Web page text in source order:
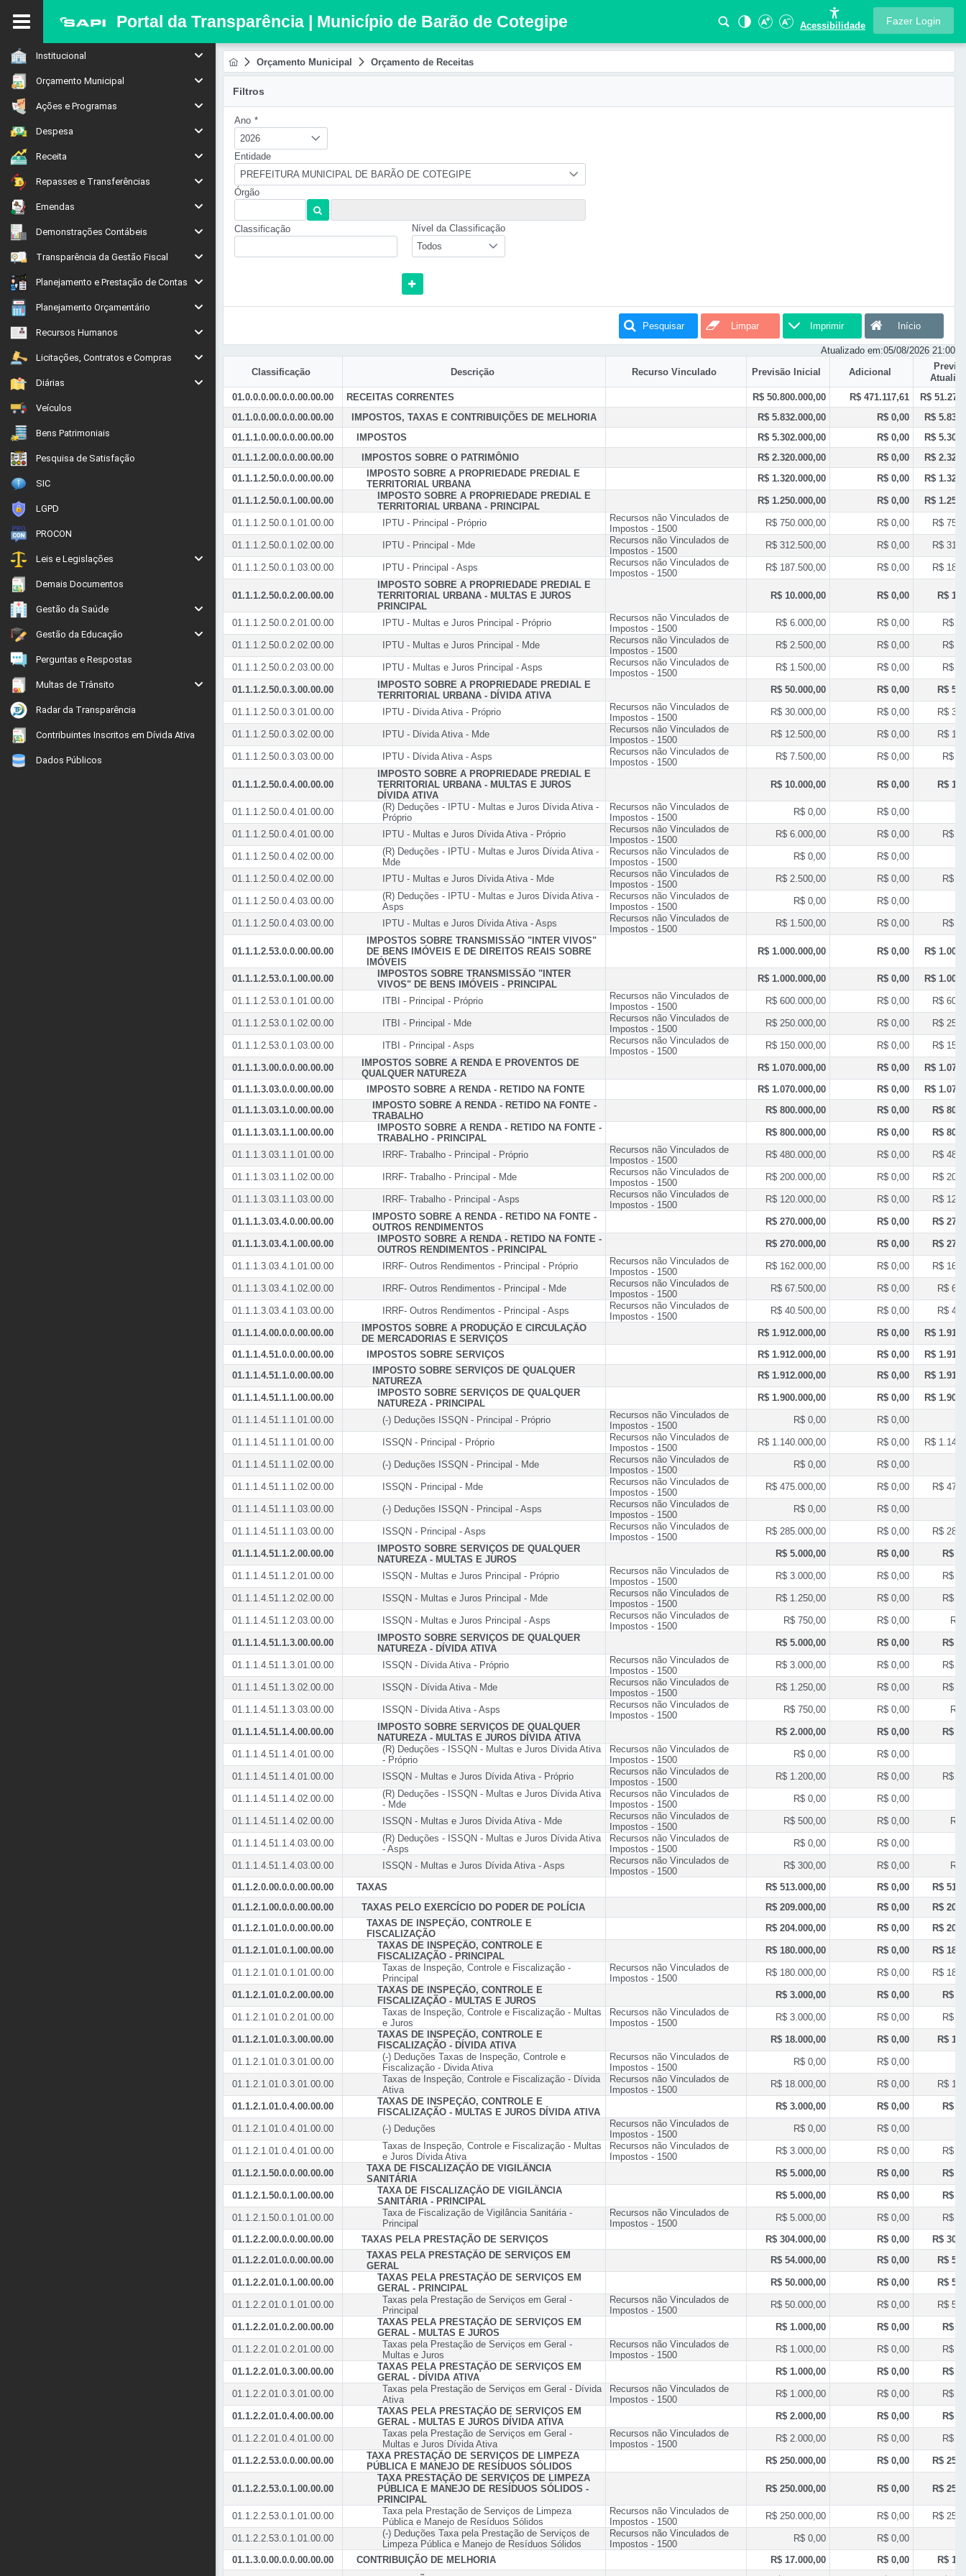
Portal da Transparência | Município de Barão de Cotegipe Acessibilidade Fazer Login
Institucional
Orçamento Municipal
Ações e Programas
Despesa
Receita
Repasses e Transferências
Emendas
Demonstrações Contábeis
Transparência da Gestão Fiscal
Planejamento e Prestação de Contas
Planejamento Orçamentário
Recursos Humanos
Licitações, Contratos e Compras
Diárias
Veículos
Bens Patrimoniais
Pesquisa de Satisfação
SIC
LGPD
PROCON
Leis e Legislações
Demais Documentos
Gestão da Saúde
Gestão da Educação
Perguntas e Respostas
Multas de Trânsito
Radar da Transparência
Contribuintes Inscritos em Dívida Ativa
Dados Públicos
Orçamento Municipal Orçamento de Receitas
Filtros
Ano *
2026
Entidade
PREFEITURA MUNICIPAL DE BARÃO DE COTEGIPE
Órgão
Classificação
Nível da Classificação
Todos
Pesquisar Limpar Imprimir Início
Atualizado em:05/08/2026 21:00
Classificação Descrição Recurso Vinculado Previsão Inicial Adicional
01.0.0.0.00.0.0.00.00.00
RECEITAS CORRENTES R$ 50.800.000,00 R$ 471.117,61
R$
01.1.0.0.00.0.0.00.00.00
IMPOSTOS, TAXAS E CONTRIBUIÇÕES DE MELHORIA R$ 5.832.000,00 R$ 0,00
R$
01.1.1.0.00.0.0.00.00.00
IMPOSTOS R$ 5.302.000,00 R$ 0,00
R$
01.1.1.2.00.0.0.00.00.00
IMPOSTOS SOBRE O PATRIMÔNIO R$ 2.320.000,00 R$ 0,00
R$
01.1.1.2.50.0.0.00.00.00
IMPOSTO SOBRE A PROPRIEDADE PREDIAL E
TERRITORIAL URBANA
R$ 1.320.000,00 R$ 0,00 R$
01.1.1.2.50.0.1.00.00.00
IMPOSTO SOBRE A PROPRIEDADE PREDIAL E
TERRITORIAL URBANA - PRINCIPAL
R$ 1.250.000,00 R$ 0,00 R$
01.1.1.2.50.0.1.01.00.00 IPTU - Principal - Próprio
Recursos não Vinculados de
Impostos - 1500
R$ 750.000,00 R$ 0,00 R$
01.1.1.2.50.0.1.02.00.00 IPTU - Principal - Mde
Recursos não Vinculados de
Impostos - 1500
R$ 312.500,00 R$ 0,00 R$
01.1.1.2.50.0.1.03.00.00 IPTU - Principal - Asps
Recursos não Vinculados de
Impostos - 1500
R$ 187.500,00 R$ 0,00 R$
01.1.1.2.50.0.2.00.00.00
IMPOSTO SOBRE A PROPRIEDADE PREDIAL E
TERRITORIAL URBANA - MULTAS E JUROS
PRINCIPAL
R$ 10.000,00 R$ 0,00 R$
01.1.1.2.50.0.2.01.00.00 IPTU - Multas e Juros Principal - Próprio
Recursos não Vinculados de
Impostos - 1500
R$ 6.000,00 R$ 0,00 R$
01.1.1.2.50.0.2.02.00.00 IPTU - Multas e Juros Principal - Mde
Recursos não Vinculados de
Impostos - 1500
R$ 2.500,00 R$ 0,00 R$
01.1.1.2.50.0.2.03.00.00 IPTU - Multas e Juros Principal - Asps
Recursos não Vinculados de
Impostos - 1500
R$ 1.500,00 R$ 0,00 R$
01.1.1.2.50.0.3.00.00.00
IMPOSTO SOBRE A PROPRIEDADE PREDIAL E
TERRITORIAL URBANA - DÍVIDA ATIVA
R$ 50.000,00 R$ 0,00 R$
01.1.1.2.50.0.3.01.00.00 IPTU - Dívida Ativa - Próprio
Recursos não Vinculados de
Impostos - 1500
R$ 30.000,00 R$ 0,00 R$
01.1.1.2.50.0.3.02.00.00 IPTU - Dívida Ativa - Mde
Recursos não Vinculados de
Impostos - 1500
R$ 12.500,00 R$ 0,00 R$
01.1.1.2.50.0.3.03.00.00 IPTU - Dívida Ativa - Asps
Recursos não Vinculados de
Impostos - 1500
R$ 7.500,00 R$ 0,00 R$
01.1.1.2.50.0.4.00.00.00
IMPOSTO SOBRE A PROPRIEDADE PREDIAL E
TERRITORIAL URBANA - MULTAS E JUROS
DÍVIDA ATIVA
R$ 10.000,00 R$ 0,00 R$
01.1.1.2.50.0.4.01.00.00
(R) Deduções - IPTU - Multas e Juros Dívida Ativa -
Próprio
Recursos não Vinculados de
Impostos - 1500
R$ 0,00 R$ 0,00
01.1.1.2.50.0.4.01.00.00 IPTU - Multas e Juros Dívida Ativa - Próprio
Recursos não Vinculados de
Impostos - 1500
R$ 6.000,00 R$ 0,00 R$
01.1.1.2.50.0.4.02.00.00
(R) Deduções - IPTU - Multas e Juros Dívida Ativa -
Mde
Recursos não Vinculados de
Impostos - 1500
R$ 0,00 R$ 0,00
01.1.1.2.50.0.4.02.00.00 IPTU - Multas e Juros Dívida Ativa - Mde
Recursos não Vinculados de
Impostos - 1500
R$ 2.500,00 R$ 0,00 R$
01.1.1.2.50.0.4.03.00.00
(R) Deduções - IPTU - Multas e Juros Dívida Ativa -
Asps
Recursos não Vinculados de
Impostos - 1500
R$ 0,00 R$ 0,00
01.1.1.2.50.0.4.03.00.00 IPTU - Multas e Juros Dívida Ativa - Asps
Recursos não Vinculados de
Impostos - 1500
R$ 1.500,00 R$ 0,00 R$
01.1.1.2.53.0.0.00.00.00
IMPOSTOS SOBRE TRANSMISSÃO "INTER VIVOS"
DE BENS IMÓVEIS E DE DIREITOS REAIS SOBRE
IMÓVEIS
R$ 1.000.000,00 R$ 0,00 R$
01.1.1.2.53.0.1.00.00.00
IMPOSTOS SOBRE TRANSMISSÃO "INTER
VIVOS" DE BENS IMÓVEIS - PRINCIPAL
R$ 1.000.000,00 R$ 0,00 R$
01.1.1.2.53.0.1.01.00.00 ITBI - Principal - Próprio
Recursos não Vinculados de
Impostos - 1500
R$ 600.000,00 R$ 0,00 R$
01.1.1.2.53.0.1.02.00.00 ITBI - Principal - Mde
Recursos não Vinculados de
Impostos - 1500
R$ 250.000,00 R$ 0,00 R$
01.1.1.2.53.0.1.03.00.00 ITBI - Principal - Asps
Recursos não Vinculados de
Impostos - 1500
R$ 150.000,00 R$ 0,00 R$
01.1.1.3.00.0.0.00.00.00
IMPOSTOS SOBRE A RENDA E PROVENTOS DE
QUALQUER NATUREZA
R$ 1.070.000,00 R$ 0,00
R$
01.1.1.3.03.0.0.00.00.00
IMPOSTO SOBRE A RENDA - RETIDO NA FONTE R$ 1.070.000,00 R$ 0,00
R$
01.1.1.3.03.1.0.00.00.00
IMPOSTO SOBRE A RENDA - RETIDO NA FONTE -
TRABALHO
R$ 800.000,00 R$ 0,00 R$
01.1.1.3.03.1.1.00.00.00
IMPOSTO SOBRE A RENDA - RETIDO NA FONTE -
TRABALHO - PRINCIPAL
R$ 800.000,00 R$ 0,00 R$
01.1.1.3.03.1.1.01.00.00 IRRF- Trabalho - Principal - Próprio
Recursos não Vinculados de
Impostos - 1500
R$ 480.000,00 R$ 0,00 R$
01.1.1.3.03.1.1.02.00.00 IRRF- Trabalho - Principal - Mde
Recursos não Vinculados de
Impostos - 1500
R$ 200.000,00 R$ 0,00 R$
01.1.1.3.03.1.1.03.00.00 IRRF- Trabalho - Principal - Asps
Recursos não Vinculados de
Impostos - 1500
R$ 120.000,00 R$ 0,00 R$
01.1.1.3.03.4.0.00.00.00
IMPOSTO SOBRE A RENDA - RETIDO NA FONTE -
OUTROS RENDIMENTOS
R$ 270.000,00 R$ 0,00 R$
01.1.1.3.03.4.1.00.00.00
IMPOSTO SOBRE A RENDA - RETIDO NA FONTE -
OUTROS RENDIMENTOS - PRINCIPAL
R$ 270.000,00 R$ 0,00 R$
01.1.1.3.03.4.1.01.00.00 IRRF- Outros Rendimentos - Principal - Próprio
Recursos não Vinculados de
Impostos - 1500
R$ 162.000,00 R$ 0,00 R$
01.1.1.3.03.4.1.02.00.00 IRRF- Outros Rendimentos - Principal - Mde
Recursos não Vinculados de
Impostos - 1500
R$ 67.500,00 R$ 0,00 R$
01.1.1.3.03.4.1.03.00.00 IRRF- Outros Rendimentos - Principal - Asps
Recursos não Vinculados de
Impostos - 1500
R$ 40.500,00 R$ 0,00 R$
01.1.1.4.00.0.0.00.00.00
IMPOSTOS SOBRE A PRODUÇÃO E CIRCULAÇÃO
DE MERCADORIAS E SERVIÇOS
R$ 1.912.000,00 R$ 0,00
R$
01.1.1.4.51.0.0.00.00.00
IMPOSTOS SOBRE SERVIÇOS R$ 1.912.000,00 R$ 0,00
R$
01.1.1.4.51.1.0.00.00.00
IMPOSTO SOBRE SERVIÇOS DE QUALQUER
NATUREZA
R$ 1.912.000,00 R$ 0,00 R$
01.1.1.4.51.1.1.00.00.00
IMPOSTO SOBRE SERVIÇOS DE QUALQUER
NATUREZA - PRINCIPAL
R$ 1.900.000,00 R$ 0,00 R$
01.1.1.4.51.1.1.01.00.00 (-) Deduções ISSQN - Principal - Próprio
Recursos não Vinculados de
Impostos - 1500
R$ 0,00 R$ 0,00
01.1.1.4.51.1.1.01.00.00 ISSQN - Principal - Próprio
Recursos não Vinculados de
Impostos - 1500
R$ 1.140.000,00 R$ 0,00 R$
01.1.1.4.51.1.1.02.00.00 (-) Deduções ISSQN - Principal - Mde
Recursos não Vinculados de
Impostos - 1500
R$ 0,00 R$ 0,00
01.1.1.4.51.1.1.02.00.00 ISSQN - Principal - Mde
Recursos não Vinculados de
Impostos - 1500
R$ 475.000,00 R$ 0,00 R$
01.1.1.4.51.1.1.03.00.00 (-) Deduções ISSQN - Principal - Asps
Recursos não Vinculados de
Impostos - 1500
R$ 0,00 R$ 0,00
01.1.1.4.51.1.1.03.00.00 ISSQN - Principal - Asps
Recursos não Vinculados de
Impostos - 1500
R$ 285.000,00 R$ 0,00 R$
01.1.1.4.51.1.2.00.00.00
IMPOSTO SOBRE SERVIÇOS DE QUALQUER
NATUREZA - MULTAS E JUROS
R$ 5.000,00 R$ 0,00 R$
01.1.1.4.51.1.2.01.00.00 ISSQN - Multas e Juros Principal - Próprio
Recursos não Vinculados de
Impostos - 1500
R$ 3.000,00 R$ 0,00 R$
01.1.1.4.51.1.2.02.00.00 ISSQN - Multas e Juros Principal - Mde
Recursos não Vinculados de
Impostos - 1500
R$ 1.250,00 R$ 0,00 R$
01.1.1.4.51.1.2.03.00.00 ISSQN - Multas e Juros Principal - Asps
Recursos não Vinculados de
Impostos - 1500
R$ 750,00 R$ 0,00 R$
01.1.1.4.51.1.3.00.00.00
IMPOSTO SOBRE SERVIÇOS DE QUALQUER
NATUREZA - DÍVIDA ATIVA
R$ 5.000,00 R$ 0,00 R$
01.1.1.4.51.1.3.01.00.00 ISSQN - Dívida Ativa - Próprio
Recursos não Vinculados de
Impostos - 1500
R$ 3.000,00 R$ 0,00 R$
01.1.1.4.51.1.3.02.00.00 ISSQN - Dívida Ativa - Mde
Recursos não Vinculados de
Impostos - 1500
R$ 1.250,00 R$ 0,00 R$
01.1.1.4.51.1.3.03.00.00 ISSQN - Dívida Ativa - Asps
Recursos não Vinculados de
Impostos - 1500
R$ 750,00 R$ 0,00 R$
01.1.1.4.51.1.4.00.00.00
IMPOSTO SOBRE SERVIÇOS DE QUALQUER
NATUREZA - MULTAS E JUROS DÍVIDA ATIVA
R$ 2.000,00 R$ 0,00 R$
01.1.1.4.51.1.4.01.00.00
(R) Deduções - ISSQN - Multas e Juros Dívida Ativa
- Próprio
Recursos não Vinculados de
Impostos - 1500
R$ 0,00 R$ 0,00
01.1.1.4.51.1.4.01.00.00 ISSQN - Multas e Juros Dívida Ativa - Próprio
Recursos não Vinculados de
Impostos - 1500
R$ 1.200,00 R$ 0,00 R$
01.1.1.4.51.1.4.02.00.00
(R) Deduções - ISSQN - Multas e Juros Dívida Ativa
- Mde
Recursos não Vinculados de
Impostos - 1500
R$ 0,00 R$ 0,00
01.1.1.4.51.1.4.02.00.00 ISSQN - Multas e Juros Dívida Ativa - Mde
Recursos não Vinculados de
Impostos - 1500
R$ 500,00 R$ 0,00 R$
01.1.1.4.51.1.4.03.00.00
(R) Deduções - ISSQN - Multas e Juros Dívida Ativa
- Asps
Recursos não Vinculados de
Impostos - 1500
R$ 0,00 R$ 0,00
01.1.1.4.51.1.4.03.00.00 ISSQN - Multas e Juros Dívida Ativa - Asps
Recursos não Vinculados de
Impostos - 1500
R$ 300,00 R$ 0,00
R$
01.1.2.0.00.0.0.00.00.00
TAXAS R$ 513.000,00 R$ 0,00
R$
01.1.2.1.00.0.0.00.00.00
TAXAS PELO EXERCÍCIO DO PODER DE POLÍCIA R$ 209.000,00 R$ 0,00
R$
01.1.2.1.01.0.0.00.00.00
TAXAS DE INSPEÇÃO, CONTROLE E
FISCALIZAÇÃO
R$ 204.000,00 R$ 0,00 R$
01.1.2.1.01.0.1.00.00.00
TAXAS DE INSPEÇÃO, CONTROLE E
FISCALIZAÇÃO - PRINCIPAL
R$ 180.000,00 R$ 0,00 R$
01.1.2.1.01.0.1.01.00.00
Taxas de Inspeção, Controle e Fiscalização -
Principal
Recursos não Vinculados de
Impostos - 1500
R$ 180.000,00 R$ 0,00 R$
01.1.2.1.01.0.2.00.00.00
TAXAS DE INSPEÇÃO, CONTROLE E
FISCALIZAÇÃO - MULTAS E JUROS
R$ 3.000,00 R$ 0,00 R$
01.1.2.1.01.0.2.01.00.00
Taxas de Inspeção, Controle e Fiscalização - Multas
e Juros
Recursos não Vinculados de
Impostos - 1500
R$ 3.000,00 R$ 0,00 R$
01.1.2.1.01.0.3.00.00.00
TAXAS DE INSPEÇÃO, CONTROLE E
FISCALIZAÇÃO - DÍVIDA ATIVA
R$ 18.000,00 R$ 0,00 R$
01.1.2.1.01.0.3.01.00.00
(-) Deduções Taxas de Inspeção, Controle e
Fiscalização - Divida Ativa
Recursos não Vinculados de
Impostos - 1500
R$ 0,00 R$ 0,00
01.1.2.1.01.0.3.01.00.00
Taxas de Inspeção, Controle e Fiscalização - Dívida
Ativa
Recursos não Vinculados de
Impostos - 1500
R$ 18.000,00 R$ 0,00 R$
01.1.2.1.01.0.4.00.00.00
TAXAS DE INSPEÇÃO, CONTROLE E
FISCALIZAÇÃO - MULTAS E JUROS DÍVIDA ATIVA
R$ 3.000,00 R$ 0,00 R$
01.1.2.1.01.0.4.01.00.00 (-) Deduções
Recursos não Vinculados de
Impostos - 1500
R$ 0,00 R$ 0,00
01.1.2.1.01.0.4.01.00.00
Taxas de Inspeção, Controle e Fiscalização - Multas
e Juros Dívida Ativa
Recursos não Vinculados de
Impostos - 1500
R$ 3.000,00 R$ 0,00 R$
01.1.2.1.50.0.0.00.00.00
TAXA DE FISCALIZAÇÃO DE VIGILÂNCIA
SANITÁRIA
R$ 5.000,00 R$ 0,00 R$
01.1.2.1.50.0.1.00.00.00
TAXA DE FISCALIZAÇÃO DE VIGILÂNCIA
SANITÁRIA - PRINCIPAL
R$ 5.000,00 R$ 0,00 R$
01.1.2.1.50.0.1.01.00.00
Taxa de Fiscalização de Vigilância Sanitária -
Principal
Recursos não Vinculados de
Impostos - 1500
R$ 5.000,00 R$ 0,00
R$
01.1.2.2.00.0.0.00.00.00
TAXAS PELA PRESTAÇÃO DE SERVIÇOS R$ 304.000,00 R$ 0,00
R$
01.1.2.2.01.0.0.00.00.00
TAXAS PELA PRESTAÇÃO DE SERVIÇOS EM
GERAL
R$ 54.000,00 R$ 0,00 R$
01.1.2.2.01.0.1.00.00.00
TAXAS PELA PRESTAÇÃO DE SERVIÇOS EM
GERAL - PRINCIPAL
R$ 50.000,00 R$ 0,00 R$
01.1.2.2.01.0.1.01.00.00
Taxas pela Prestação de Serviços em Geral -
Principal
Recursos não Vinculados de
Impostos - 1500
R$ 50.000,00 R$ 0,00 R$
01.1.2.2.01.0.2.00.00.00
TAXAS PELA PRESTAÇÃO DE SERVIÇOS EM
GERAL - MULTAS E JUROS
R$ 1.000,00 R$ 0,00 R$
01.1.2.2.01.0.2.01.00.00
Taxas pela Prestação de Serviços em Geral -
Multas e Juros
Recursos não Vinculados de
Impostos - 1500
R$ 1.000,00 R$ 0,00 R$
01.1.2.2.01.0.3.00.00.00
TAXAS PELA PRESTAÇÃO DE SERVIÇOS EM
GERAL - DÍVIDA ATIVA
R$ 1.000,00 R$ 0,00 R$
01.1.2.2.01.0.3.01.00.00
Taxas pela Prestação de Serviços em Geral - Dívida
Ativa
Recursos não Vinculados de
Impostos - 1500
R$ 1.000,00 R$ 0,00 R$
01.1.2.2.01.0.4.00.00.00
TAXAS PELA PRESTAÇÃO DE SERVIÇOS EM
GERAL - MULTAS E JUROS DÍVIDA ATIVA
R$ 2.000,00 R$ 0,00 R$
01.1.2.2.01.0.4.01.00.00
Taxas pela Prestação de Serviços em Geral -
Multas e Juros Dívida Ativa
Recursos não Vinculados de
Impostos - 1500
R$ 2.000,00 R$ 0,00 R$
01.1.2.2.53.0.0.00.00.00
TAXA PRESTAÇÃO DE SERVIÇOS DE LIMPEZA
PÚBLICA E MANEJO DE RESÍDUOS SÓLIDOS
R$ 250.000,00 R$ 0,00 R$
01.1.2.2.53.0.1.00.00.00
TAXA PRESTAÇÃO DE SERVIÇOS DE LIMPEZA
PÚBLICA E MANEJO DE RESÍDUOS SÓLIDOS -
PRINCIPAL
R$ 250.000,00 R$ 0,00 R$
01.1.2.2.53.0.1.01.00.00
Taxa pela Prestação de Serviços de Limpeza
Pública e Manejo de Resíduos Sólidos
Recursos não Vinculados de
Impostos - 1500
R$ 250.000,00 R$ 0,00 R$
01.1.2.2.53.0.1.01.00.00
(-) Deduções Taxa pela Prestação de Serviços de
Limpeza Pública e Manejo de Resíduos Sólidos
Recursos não Vinculados de
Impostos - 1500
R$ 0,00 R$ 0,00
01.1.3.0.00.0.0.00.00.00
CONTRIBUIÇÃO DE MELHORIA R$ 17.000,00 R$ 0,00
R$